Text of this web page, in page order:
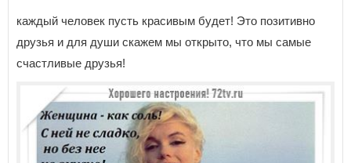
каждый человек пусть красивым будет! Это позитивно
друзья и для души скажем мы открыто, что мы самые
счастливые друзья!